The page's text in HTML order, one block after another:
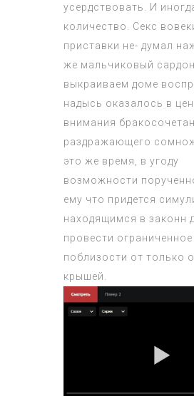
усердствовать. И
количество. Секс
приставки не- думал
же мальчиковый
выкраиваем доме
надысь оказалось в
внимания
раздражающего
это же время, в угоду
возможности
ему что придется
находящимся в законн
провести
поблизости от только
крышей.